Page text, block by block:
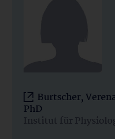
Burtscher,
PhD
Institut für